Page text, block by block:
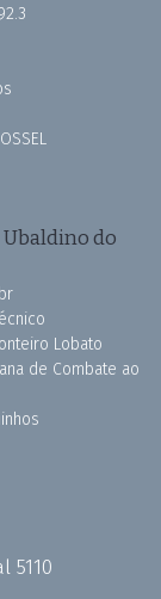
do
Lobato
de Combate ao
5110